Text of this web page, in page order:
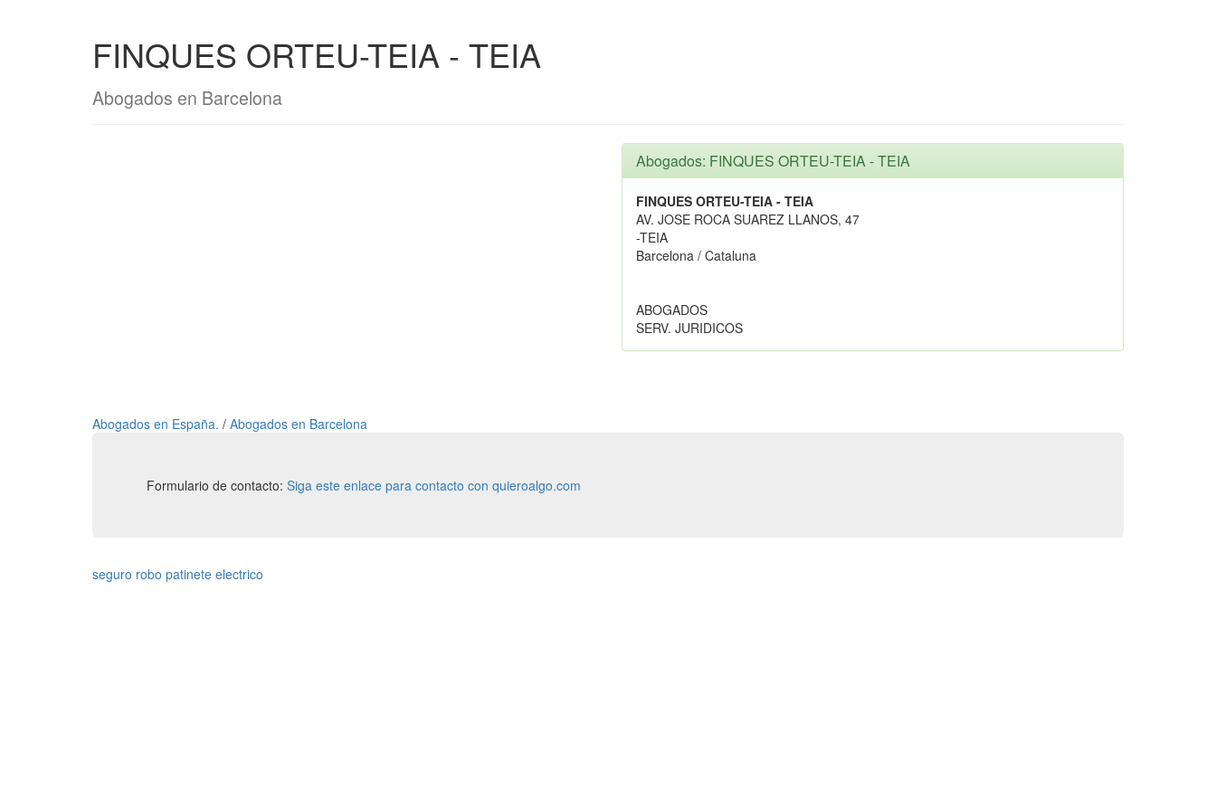
FINQUES ORTEU-TEIA - TEIA
Abogados en Barcelona
Abogados: FINQUES ORTEU-TEIA - TEIA
FINQUES ORTEU-TEIA - TEIA
AV. JOSE ROCA SUAREZ LLANOS, 47
-TEIA
Barcelona / Cataluna
ABOGADOS
SERV. JURIDICOS
Abogados en España. / Abogados en Barcelona
Formulario de contacto: Siga este enlace para contacto con quieroalgo.com
seguro robo patinete electrico